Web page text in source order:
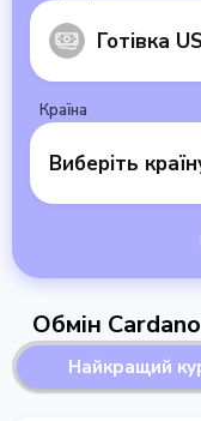
Готівка
Країна
Виберіть
Обмін
Найкращий